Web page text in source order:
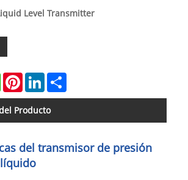
Level Transmitter
WhatsAppPinterestLinkedIn
Producto
del transmisor de presión